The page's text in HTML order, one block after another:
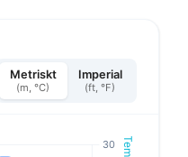
Metriskt
(m, °C)
Imperial
(ft, °F)